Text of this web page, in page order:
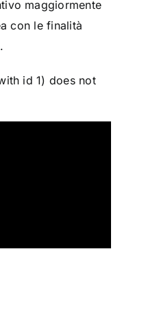
maggiormente
con le finalità
id 1) does not